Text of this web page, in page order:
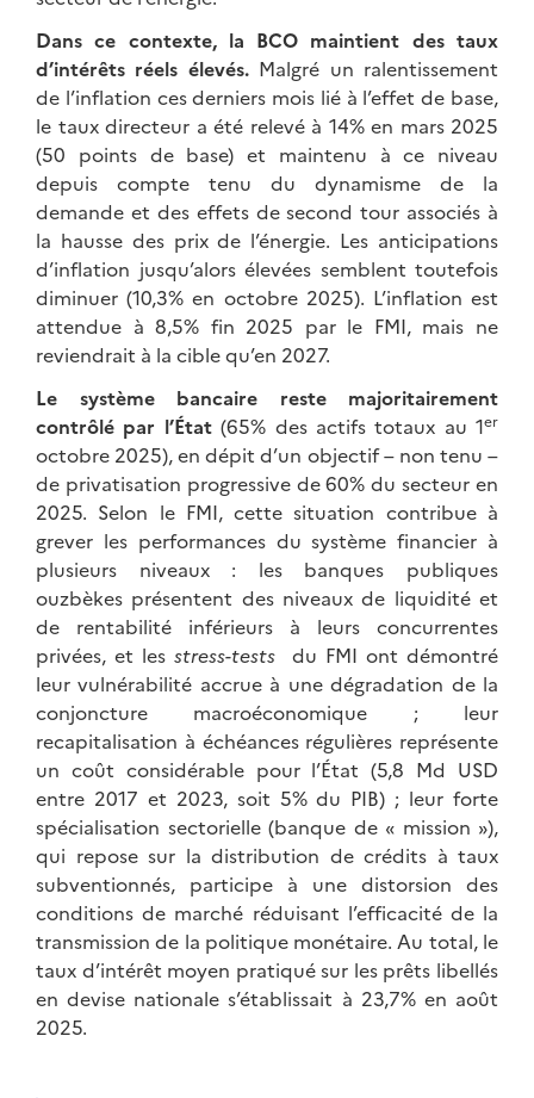
Dans ce contexte, la BCO maintient des taux
d’intérêts réels élevés. Malgré un ralentissement
de l’inflation ces derniers mois lié à l’effet de base,
le taux directeur a été relevé à 14% en mars 2025
(50 points de base) et maintenu à ce niveau
depuis compte tenu du dynamisme de la
demande et des effets de second tour associés à
la hausse des prix de l’énergie. Les anticipations
d’inflation jusqu’alors élevées semblent toutefois
diminuer (10,3% en octobre 2025). L’inflation est
attendue à 8,5% fin 2025 par le FMI, mais ne
reviendrait à la cible qu’en 2027.
Le système bancaire reste majoritairement
contrôlé par l’État(65% des actifs totaux au 1er
octobre 2025), en dépit d’un objectif – non tenu –
de privatisation progressive de 60% du secteur en
2025. Selon le FMI, cette situation contribue à
grever les performances du système financier à
plusieurs niveaux : les banques publiques
ouzbèkes présentent des niveaux de liquidité et
de rentabilité inférieurs à leurs concurrentes
privées, et les stress-tests
du FMI ont démontré
leur vulnérabilité accrue à une dégradation de la
conjoncture macroéconomique ; leur
recapitalisation à échéances régulières représente
un coût considérable pour l’État (5,8 Md USD
entre 2017 et 2023, soit 5% du PIB) ; leur forte
spécialisation sectorielle (banque de « mission »),
qui repose sur la distribution de crédits à taux
subventionnés, participe à une distorsion des
conditions de marché réduisant l’efficacité de la
transmission de la politique monétaire. Au total, le
taux d’intérêt moyen pratiqué sur les prêts libellés
en devise nationale s’établissait à 23,7% en août
2025.